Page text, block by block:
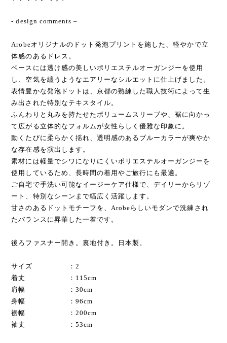
- design comments –
Arobeオリジナルのドット発泡プリントを施した、軽やかで立
体感のあるドレス。
ベースには透け感の美しいポリエステルオーガンジーを使用
し、空気を纏うようなエアリーなシルエットに仕上げました。
表情豊かな発泡ドットは、京都の熟練した職人技術によって生
み出された特別なテキスタイル。
ふんわりと丸みを持たせたボリュームスリーブや、裾に向かっ
て広がる立体的なフォルムが女性らしく優雅な印象に。
動くたびに柔らかく揺れ、透明感のあるブルーカラーが爽やか
な存在感を演出します。
素材には軽量でシワになりにくいポリエステルオーガンジーを
使用しているため、長時間の着用やご旅行にも最適。
ご自宅で手洗い可能なイージーケア仕様で、デイリーからリゾ
ート、特別なシーンまで幅広く活躍します。
甘さのあるドットモチーフを、Arobeらしいモダンで洗練され
たバランスに昇華した一着です。
後ろファスナー開き。裏地付き。日本製。
サイズ ：2
着丈 ：115cm
肩幅 ：30cm
身幅 ：96cm
裾幅 ：200cm
袖丈 ：53cm